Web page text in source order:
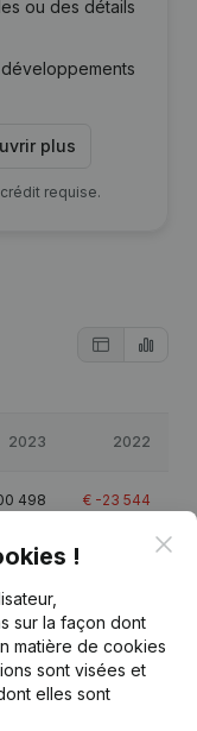
ou des détails
plus
requise.
2023 2022
498 € -23 544
665 €
573 €-21 775
!
sur la façon dont
matière de cookies
sont visées et
elles sont